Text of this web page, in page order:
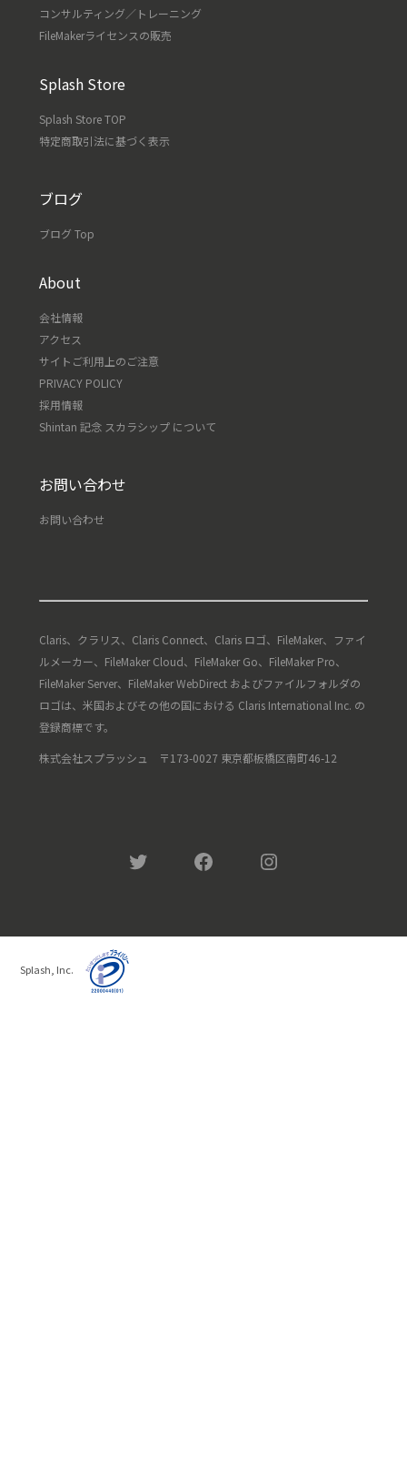
コンサルティング／トレーニング
FileMakerライセンスの販売
Splash Store
Splash Store TOP
特定商取引法に基づく表示
ブログ
ブログ Top
About
会社情報
アクセス
サイトご利用上のご注意
PRIVACY POLICY
採用情報
Shintan 記念 スカラシップ について
お問い合わせ
お問い合わせ
Claris、クラリス、Claris Connect、Claris ロゴ、FileMaker、ファイ
ルメーカー、FileMaker Cloud、FileMaker Go、FileMaker Pro、
FileMaker Server、FileMaker WebDirect およびファイルフォルダの
ロゴは、米国およびその他の国における Claris International Inc. の
登録商標です。
株式会社スプラッシュ 〒173-0027 東京都板橋区南町46-12
Twitter Facebook Instagram
Splash, Inc.